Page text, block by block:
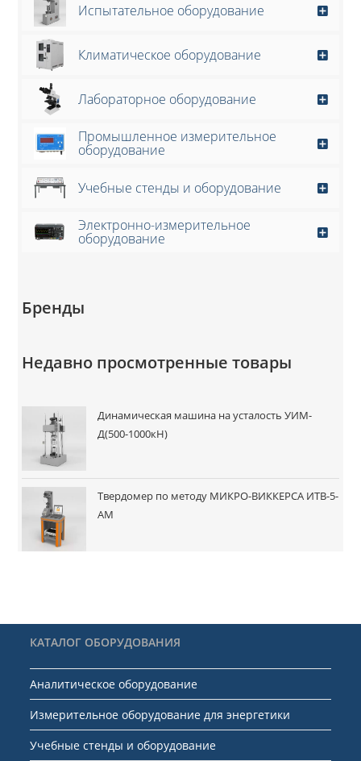
Испытательное оборудование
Климатическое оборудование
Лабораторное оборудование
Промышленное измерительное
оборудование
Учебные стенды и оборудование
Электронно-измерительное
оборудование
Бренды
Недавно просмотренные товары
Динамическая машина на усталость УИМ-
Д(500-1000кН)
Твердомер по методу МИКРО-ВИККЕРСА ИТВ-5-
АМ
КАТАЛОГ ОБОРУДОВАНИЯ
Аналитическое оборудование
Измерительное оборудование для энергетики
Учебные стенды и оборудование